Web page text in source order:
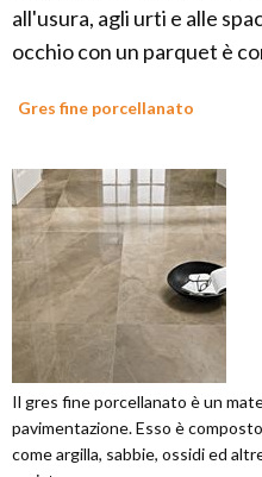
all'usura, agli urti e alle
occhio con un parquet è
Gres fine porcellanato
Il gres fine porcellanato è un
pavimentazione. Esso è
come argilla, sabbie, ossidi ed